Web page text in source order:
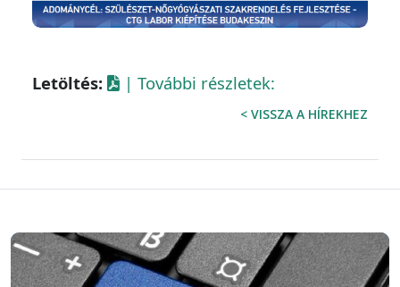
Letöltés: | További részletek:
< VISSZA A HÍREKHEZ